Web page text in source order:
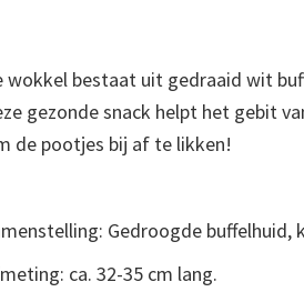
wokkel bestaat uit gedraaid wit
gezonde snack helpt het gebit
de pootjes bij af te likken!
Gedroogde buffelhuid,
ca. 32-35 cm lang.